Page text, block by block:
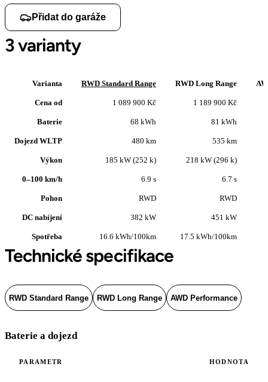
Přidat do garáže
3 varianty
Varianta RWD Standard Range RWD Long Range
Cena od 1 089 900 Kč 1 189 900 Kč
Baterie 68 kWh 81 kWh
Dojezd WLTP 480 km 535 km
Výkon 185 kW (252 k) 218 kW (296 k)
0–100 km/h 6.9 s 6.7 s
Pohon RWD RWD
DC nabíjení 382 kW 451 kW
Spotřeba 16.6 kWh/100km 17.5 kWh/100km
Technické specifikace
RWD Standard Range RWD Long Range AWD Performance
Baterie a dojezd
PARAMETR HODNOTA